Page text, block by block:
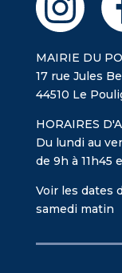
MAIRIE DU
17 rue Jules
44510 Le
HORAIRES
Du lundi au
de 9h à 11h45
Voir les dates
samedi matin